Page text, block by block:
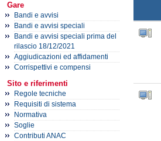
Gare
Bandi e avvisi
Bandi e avvisi speciali
Bandi e avvisi speciali prima del
rilascio 18/12/2021
Aggiudicazioni ed affidamenti
Corrispettivi e compensi
Sito e riferimenti
Regole tecniche
Requisiti di sistema
Normativa
Soglie
Contributi ANAC